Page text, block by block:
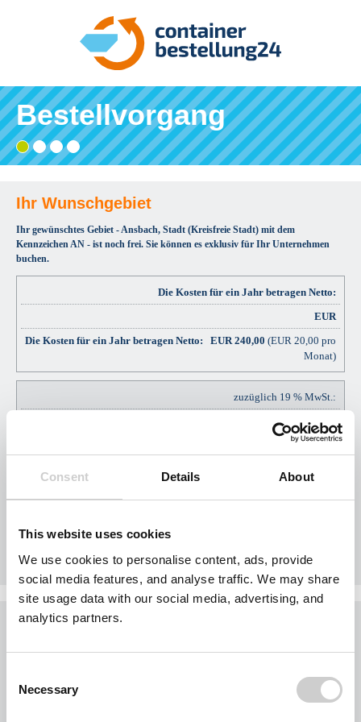
Consent Details About
This website uses cookies
We use cookies to personalise content, ads, provide
social media features, and analyse traffic. We may share
site usage data with our social media, advertising, and
analytics partners.
Selection
Necessary
Bestellvorgang
Gebiet
wählen
Adresse
eingeben
Angaben
prüfen
bestellen
Ihre
Bestätigung
Ihr Wunschgebiet
Ihr gewünschtes Gebiet - Ansbach, Stadt (Kreisfreie Stadt) mit dem
Kennzeichen AN - ist noch frei. Sie können es exklusiv für Ihr Unternehmen
buchen.
Die Kosten für ein Jahr betragen Netto:
EUR
EUR240,00 (EUR 20,00 pro
Monat)
zuzüglich 19 % MwSt.:
EUR
EUR 45,60
Was möchten Sie jetzt tun?
Sie möchten jetzt Nägel mit Köpfen machen?
Jedes Gebiet wird nur einmal vergeben.